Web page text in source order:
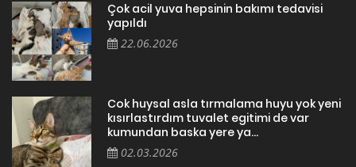
Çok acil yuva hepsinin bakımı tedavisi
yapıldı
22.06.2026
Cok huysal asla tırmalama huyu yok yeni
kısırlastırdım tuvalet egitimi de var
kumundan baska yere ya...
02.03.2026